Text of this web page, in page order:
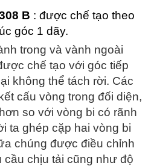
B : được chế tạo theo
góc 1 dãy.
trong và vành ngoài
chế tạo với góc tiếp
không thể tách rời. Các
cấu vòng trong đối diện,
so với vòng bi có rãnh
ta ghép cặp hai vòng bi
chúng được điều chỉnh
chịu tải cũng như độ